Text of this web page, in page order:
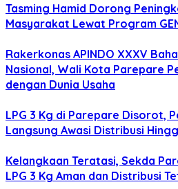
Tasming Hamid Dorong
Masyarakat Lewat Program
Rakerkonas APINDO XXXV
Nasional, Wali Kota Parepare
dengan Dunia Usaha
LPG 3 Kg di Parepare Disorot,
Langsung Awasi Distribusi
Kelangkaan Teratasi, Sekda
LPG 3 Kg Aman dan Distribusi